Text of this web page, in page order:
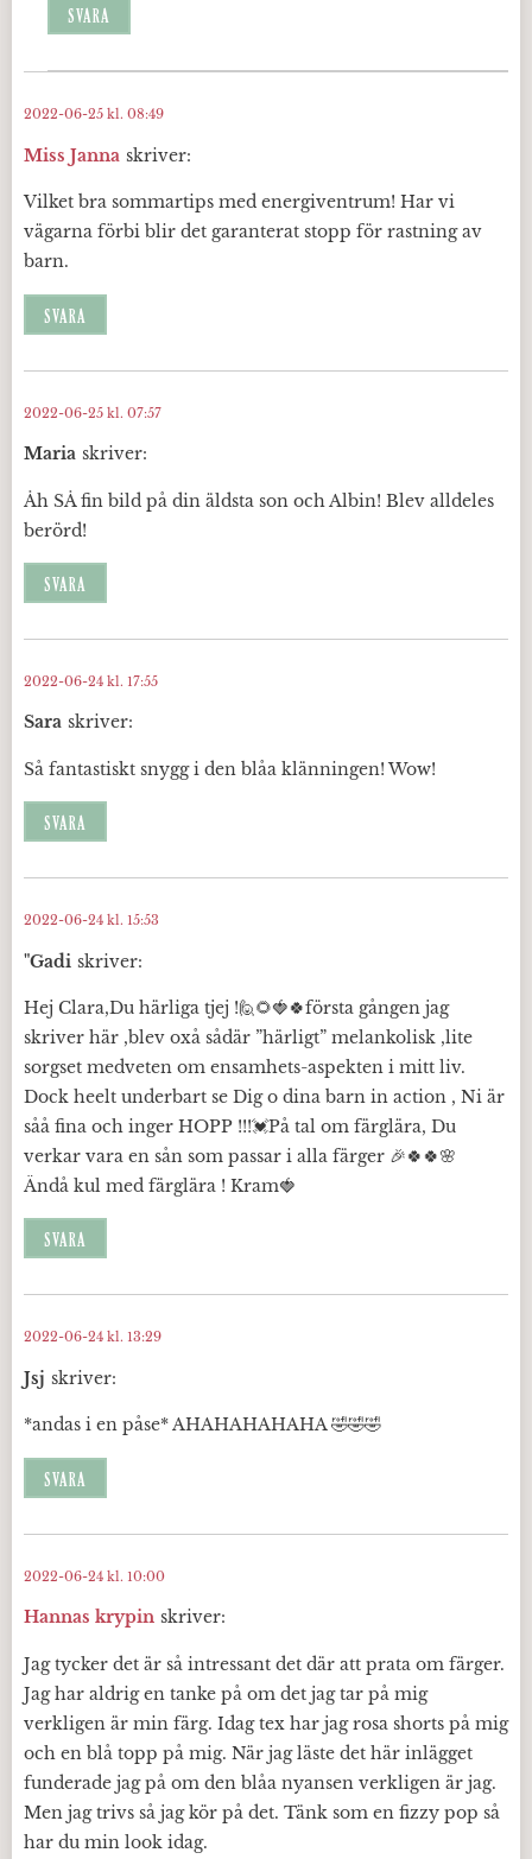
SVARA
Miss Janna skriver:
2022-06-25 kl. 08:49
Vilket bra sommartips med energiventrum! Har vi
vägarna förbi blir det garanterat stopp för rastning av
barn.
SVARA
Maria skriver:
2022-06-25 kl. 07:57
Åh SÅ fin bild på din äldsta son och Albin! Blev alldeles
berörd!
SVARA
Sara skriver:
2022-06-24 kl. 17:55
Så fantastiskt snygg i den blåa klänningen! Wow!
SVARA
"Gadi skriver:
2022-06-24 kl. 15:53
Hej Clara,Du härliga tjej !🙋🌻🍓🍀första gången jag
skriver här ,blev oxå sådär ”härligt” melankolisk ,lite
sorgset medveten om ensamhets-aspekten i mitt liv.
Dock heelt underbart se Dig o dina barn in action , Ni är
såå fina och inger HOPP !!!💓På tal om färglära, Du
verkar vara en sån som passar i alla färger 🎉🍀🍀🌸
Ändå kul med färglära ! Kram🍓
SVARA
Jsj skriver:
2022-06-24 kl. 13:29
*andas i en påse* AHAHAHAHAHA 🤣🤣🤣
SVARA
Hannas krypin skriver:
2022-06-24 kl. 10:00
Jag tycker det är så intressant det där att prata om färger.
Jag har aldrig en tanke på om det jag tar på mig
verkligen är min färg. Idag tex har jag rosa shorts på mig
och en blå topp på mig. När jag läste det här inlägget
funderade jag på om den blåa nyansen verkligen är jag.
Men jag trivs så jag kör på det. Tänk som en fizzy pop så
har du min look idag.